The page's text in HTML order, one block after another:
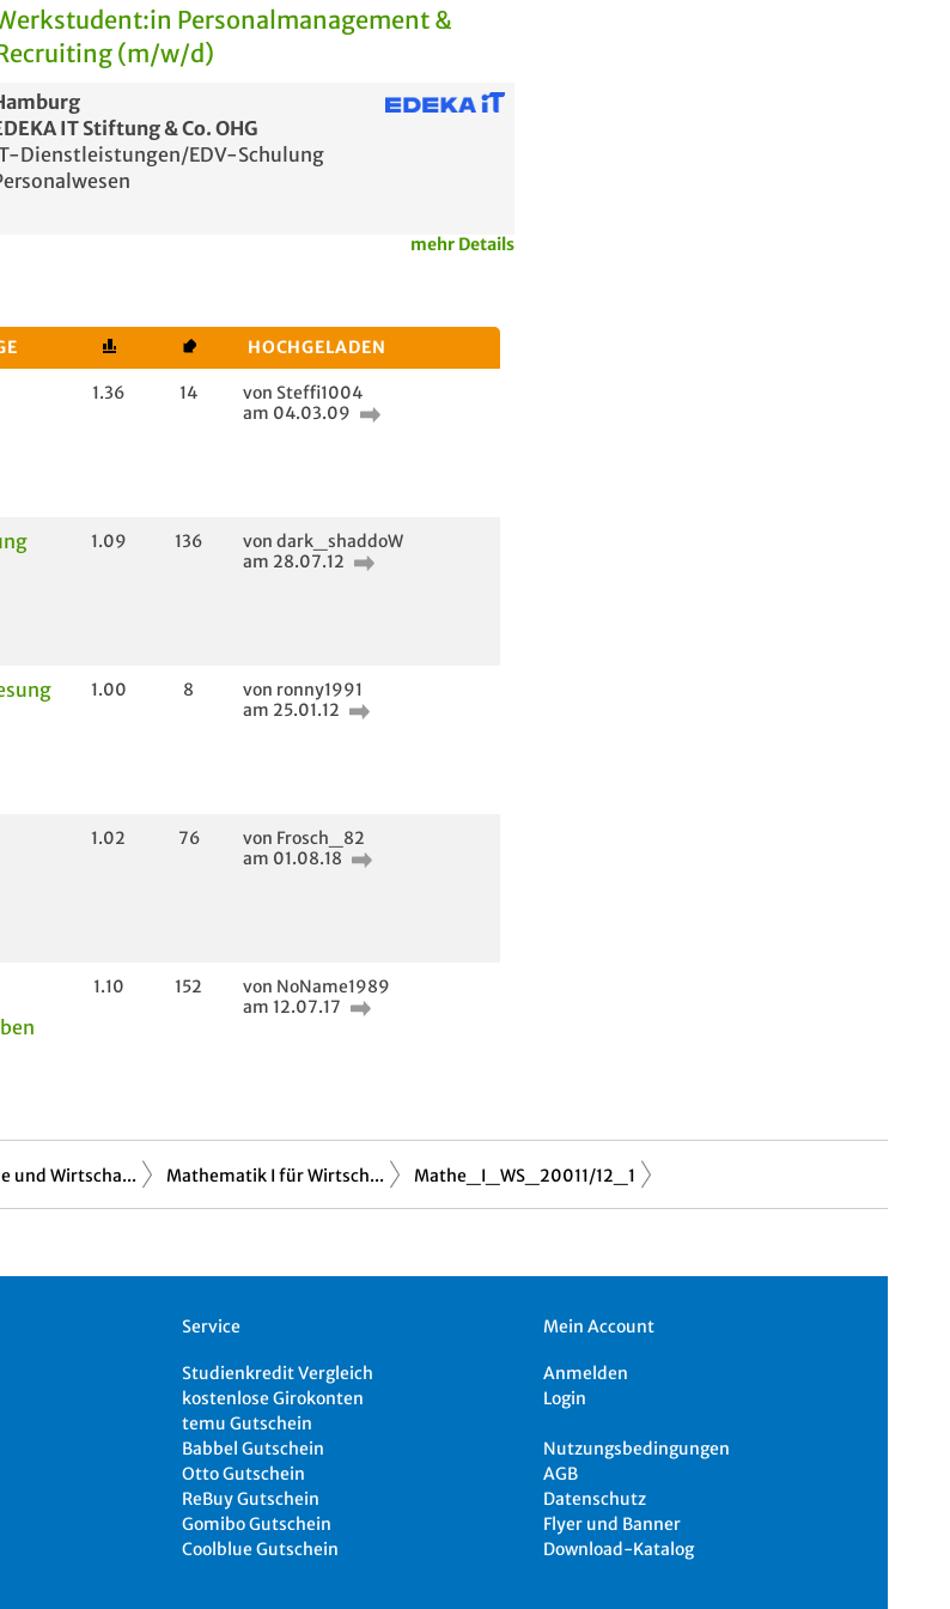
Personalmanagement &
(m/w/d)
IT Stiftung & Co. OHG
Dienstleistungen/EDV-Schulung
mehr Details
HOCHGELADEN
1.36 14
von Steffi1004
am 04.03.09
1.09 136
von dark_shaddoW
am 28.07.12
1.00 8
von ronny1991
am 25.01.12
1.02 76
von Frosch_82
am 01.08.18
1.10 152
von NoName1989
am 12.07.17
und Wirtscha... Mathematik I für Wirtsch... Mathe_I_WS_20011/12_1
Service
Studienkredit Vergleich
kostenlose Girokonten
temu Gutschein
Babbel Gutschein
Otto Gutschein
ReBuy Gutschein
Gomibo Gutschein
Coolblue Gutschein
Mein Account
Anmelden
Login
Nutzungsbedingungen
AGB
Datenschutz
Flyer und Banner
Download-Katalog